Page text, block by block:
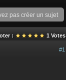
pas créer un sujet
: 1 Votes
#1